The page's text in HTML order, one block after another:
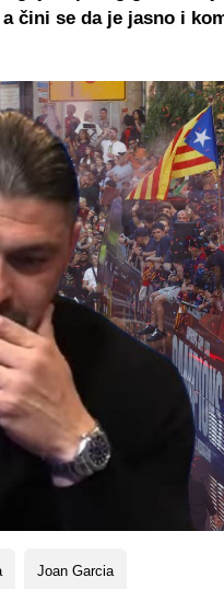
Joan Garcia
čini se da je jasno i